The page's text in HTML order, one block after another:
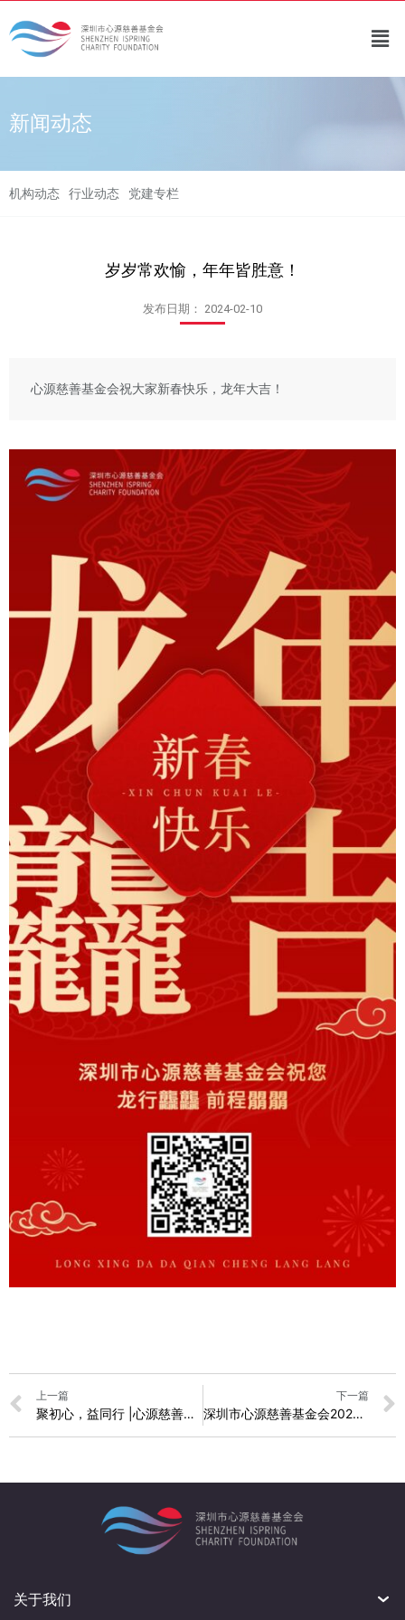
新闻动态
机构动态 行业动态 党建专栏
岁岁常欢愉，年年皆胜意！
发布日期： 2024-02-10
心源慈善基金会祝大家新春快乐，龙年大吉！
上一篇
聚初心，益同行 |心源慈善基金会2023年度公益活动总结
下一篇
深圳市心源慈善基金会2023年财务审计报告
关于我们